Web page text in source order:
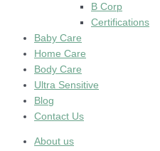
B Corp
Certifications
Baby Care
Home Care
Body Care
Ultra Sensitive
Blog
Contact Us
About us